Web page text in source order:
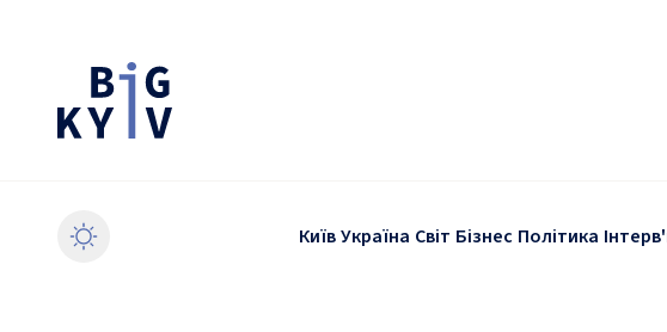
КиївУкраїна Світ Бізнес Політика